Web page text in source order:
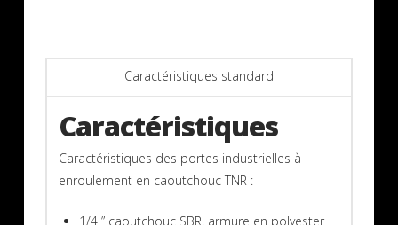
Caractéristiques standard
Caractéristiques
Caractéristiques des portes industrielles à
enroulement en caoutchouc TNR :
1/4 ” caoutchouc SBR, armure en polyester